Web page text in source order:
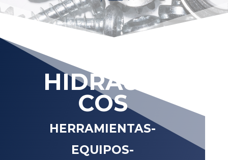
HIDRÁULI
COS
HERRAMIENTAS-
EQUIPOS-